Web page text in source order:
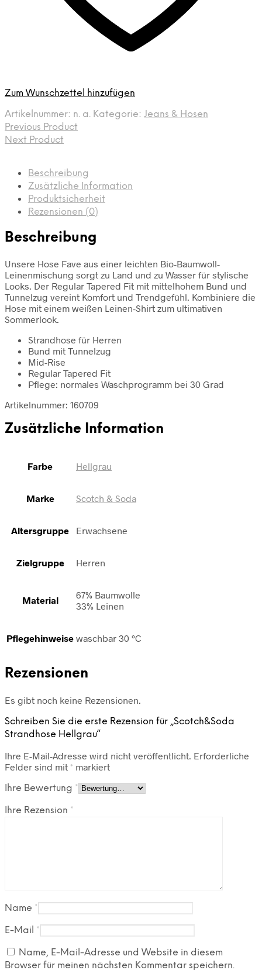
Zum Wunschzettel hinzufügen
Artikelnummer: n. a. Kategorie: Jeans & Hosen
Previous Product
Next Product
Beschreibung
Zusätzliche Information
Produktsicherheit
Rezensionen (0)
Beschreibung
Unsere Hose Fave aus einer leichten Bio-Baumwoll-
Leinenmischung sorgt zu Land und zu Wasser für stylische
Looks. Der Regular Tapered Fit mit mittelhohem Bund und
Tunnelzug vereint Komfort und Trendgefühl. Kombiniere die
Hose mit einem weißen Leinen-Shirt zum ultimativen
Sommerlook.
Strandhose für Herren
Bund mit Tunnelzug
Mid-Rise
Regular Tapered Fit
Pflege: normales Waschprogramm bei 30 Grad
Artikelnummer: 160709
Zusätzliche Information
Farbe Hellgrau
Marke Scotch & Soda
Altersgruppe Erwachsene
Zielgruppe Herren
Material
67% Baumwolle
33% Leinen
Pflegehinweise waschbar 30 °C
Rezensionen
Es gibt noch keine Rezensionen.
Schreiben Sie die erste Rezension für „Scotch&Soda
Strandhose Hellgrau“
Ihre E-Mail-Adresse wird nicht veröffentlicht. Erforderliche
Felder sind mit * markiert
Ihre Bewertung *
Ihre Rezension *
Name *
E-Mail *
Name, E-Mail-Adresse und Website in diesem
Browser für meinen nächsten Kommentar speichern.